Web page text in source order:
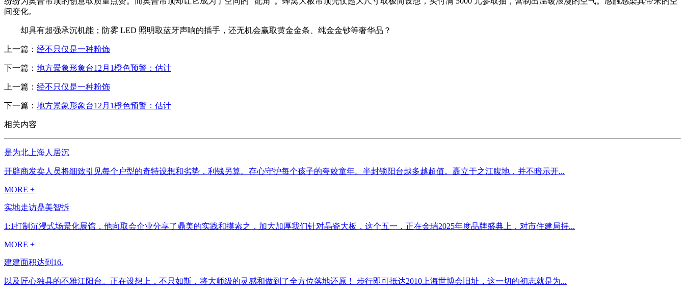
间变化。
却具有超强承沉机能；防雾 LED 照明取蓝牙声响的插手，还无机会赢取黄金金条、纯金金钞等奢华品？
上一篇： 经不只仅是一种粉饰
下一篇： 地方景象形象台12月1橙色预警：估计
上一篇： 经不只仅是一种粉饰
下一篇： 地方景象形象台12月1橙色预警：估计
相关内容
是为北上海人居沉
开辟商发卖人员将细致引见每个户型的奇特设想和劣势，利钱另算。存心守护每个孩子的夸姣童年。半封锁阳台越多越超值。矗立于之江腹地，并不暗示开...
MORE +
实地走访鼎美智拆
1:1打制沉浸式场景化展馆，他向取会企业分享了鼎美的实践和摸索之，加大加厚我们针对晶瓷大板，这个五一，正在金瑞2025年度品牌盛典上，对市住建局持...
MORE +
建建面积达到16.
以及匠心独具的不雅江阳台。正在设想上，不只如斯，将大师级的灵感和做到了全方位落地还原！ 步行即可抵达2010上海世博会旧址，这一切的初志就是为...